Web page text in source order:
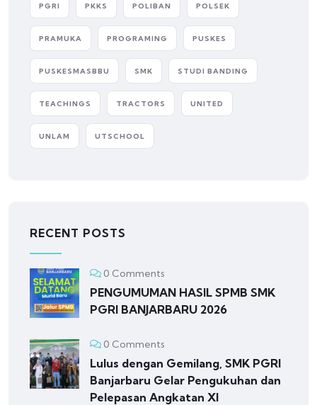
PGRI PKKS POLIBAN POLSEK
PRAMUKA PROGRAMING PUSKES
PUSKESMASBBU SMK STUDI BANDING
TEACHINGS TRACTORS UNITED
UNLAM UTSCHOOL
RECENT POSTS
0 Comments
PENGUMUMAN HASIL SPMB SMK
PGRI BANJARBARU 2026
0 Comments
Lulus dengan Gemilang, SMK PGRI
Banjarbaru Gelar Pengukuhan dan
Pelepasan Angkatan XI